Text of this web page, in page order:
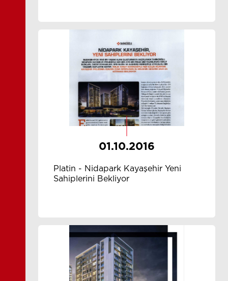
01.10.2016
Platin - Nidapark Kayaşehir Yeni
Sahiplerini Bekliyor